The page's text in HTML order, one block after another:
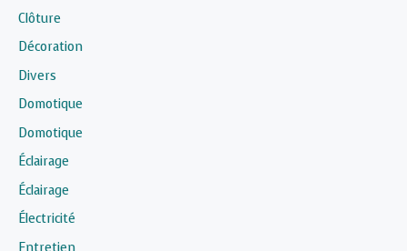
Clôture
Décoration
Divers
Domotique
Domotique
Éclairage
Éclairage
Électricité
Entretien